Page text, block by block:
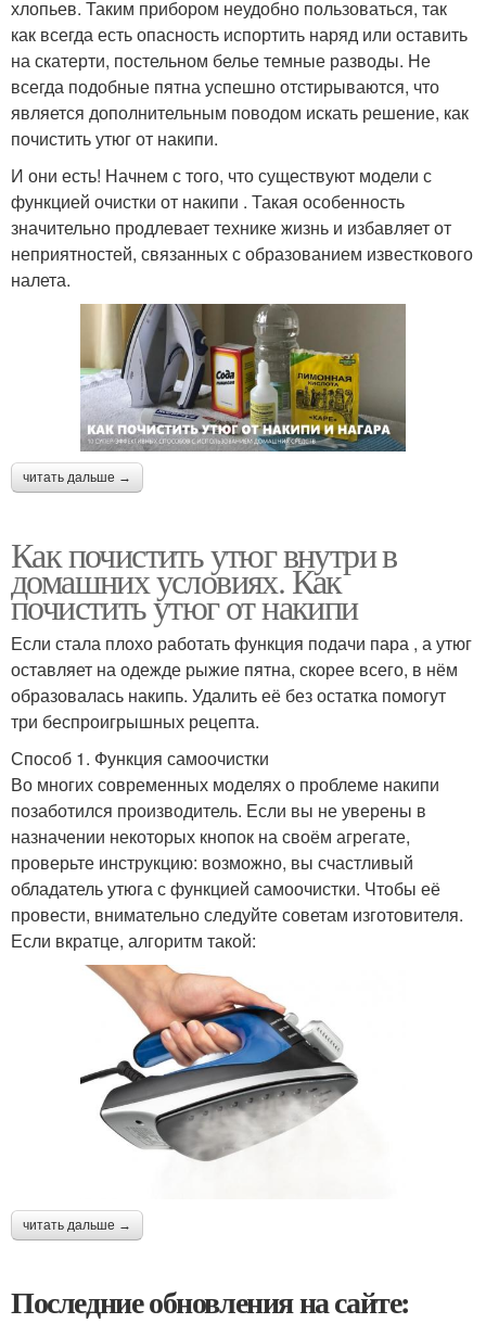
хлопьев. Таким прибором неудобно пользоваться, так
как всегда есть опасность испортить наряд или оставить
на скатерти, постельном белье темные разводы. Не
всегда подобные пятна успешно отстирываются, что
является дополнительным поводом искать решение, как
почистить утюг от накипи.
И они есть! Начнем с того, что существуют модели с
функцией очистки от накипи . Такая особенность
значительно продлевает технике жизнь и избавляет от
неприятностей, связанных с образованием известкового
налета.
читать дальше →
Как почистить утюг внутри в
домашних условиях. Как
почистить утюг от накипи
Если стала плохо работать функция подачи пара , а утюг
оставляет на одежде рыжие пятна, скорее всего, в нём
образовалась накипь. Удалить её без остатка помогут
три беспроигрышных рецепта.
Способ 1. Функция самоочистки
Во многих современных моделях о проблеме накипи
позаботился производитель. Если вы не уверены в
назначении некоторых кнопок на своём агрегате,
проверьте инструкцию: возможно, вы счастливый
обладатель утюга с функцией самоочистки. Чтобы её
провести, внимательно следуйте советам изготовителя.
Если вкратце, алгоритм такой:
читать дальше →
Последние обновления на сайте: